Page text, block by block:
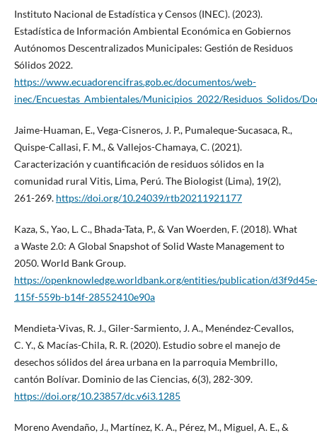
Instituto Nacional de Estadística y Censos (INEC). (2023).
Estadística de Información Ambiental Económica en Gobiernos
Autónomos Descentralizados Municipales: Gestión de Residuos
Sólidos 2022.
https://www.ecuadorencifras.gob.ec/documentos/web-
inec/Encuestas_Ambientales/Municipios_2022/Residuos_Solidos/
Jaime-Huaman, E., Vega-Cisneros, J. P., Pumaleque-Sucasaca, R.,
Quispe-Callasi, F. M., & Vallejos-Chamaya, C. (2021).
Caracterización y cuantificación de residuos sólidos en la
comunidad rural Vitis, Lima, Perú. The Biologist (Lima), 19(2),
261-269. https://doi.org/10.24039/rtb20211921177
Kaza, S., Yao, L. C., Bhada-Tata, P., & Van Woerden, F. (2018). What
a Waste 2.0: A Global Snapshot of Solid Waste Management to
2050. World Bank Group.
https://openknowledge.worldbank.org/entities/publication/
115f-559b-b14f-28552410e90a
Mendieta-Vivas, R. J., Giler-Sarmiento, J. A., Menéndez-Cevallos,
C. Y., & Macías-Chila, R. R. (2020). Estudio sobre el manejo de
desechos sólidos del área urbana en la parroquia Membrillo,
cantón Bolívar. Dominio de las Ciencias, 6(3), 282-309.
https://doi.org/10.23857/dc.v6i3.1285
Moreno Avendaño, J., Martínez, K. A., Pérez, M., Miguel, A. E., &